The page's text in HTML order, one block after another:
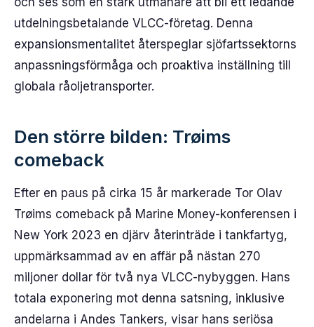
utdelningsbetalande VLCC-företag. Denna
expansionsmentalitet återspeglar sjöfartssektorns
anpassningsförmåga och proaktiva inställning till
globala råoljetransporter.
Den större bilden: Trøims
comeback
Efter en paus på cirka 15 år markerade Tor Olav
Trøims comeback på Marine Money-konferensen i
New York 2023 en djärv återinträde i tankfartyg,
uppmärksammad av en affär på nästan 270
miljoner dollar för två nya VLCC-nybyggen. Hans
totala exponering mot denna satsning, inklusive
andelarna i Andes Tankers, visar hans seriösa